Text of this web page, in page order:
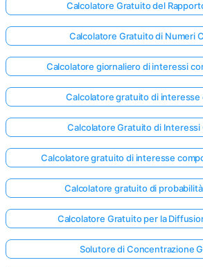
Calcolatore Gratuito del
Calcolatore Gratuito di Numeri
Calcolatore giornaliero di interessi
Calcolatore gratuito di interesse
Calcolatore Gratuito di Interessi
Calcolatore gratuito di interesse
Calcolatore gratuito di
Calcolatore Gratuito per la
Solutore di Concentrazione